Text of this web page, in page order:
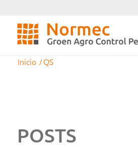
Inicio /QS
POSTS